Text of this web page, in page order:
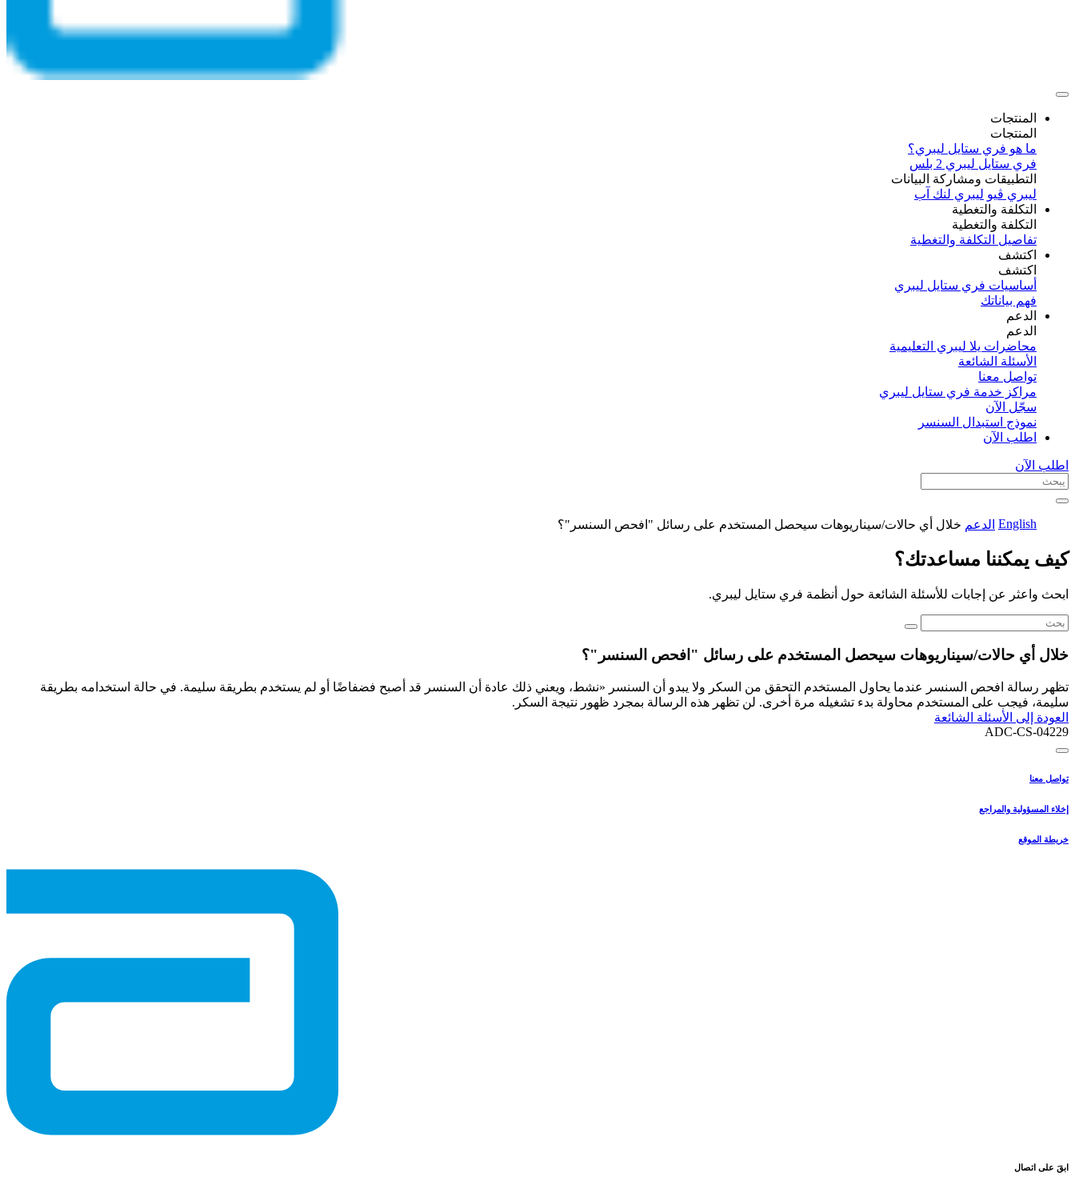
المنتجات
المنتجات
ما هو فري ستايل ليبري؟
فري ستايل ليبري 2 بلس​
التطبيقات ومشاركة البيانات
ليبري ڤيو ليبري لنك آب
التكلفة والتغطية
التكلفة والتغطية
تفاصيل التكلفة والتغطية
اكتشف​
اكتشف​
أساسيات فري ستايل ليبري
فهم بياناتك
الدعم
الدعم
محاضرات يلا ليبري التعليمية
الأسئلة الشائعة
تواصل معنا
مراكز خدمة فري ستايل ليبري
سجّل الآن​
نموذج استبدال السنسر
اطلب الآن
اطلب الآن
English الدعم خلال أي حالات/سيناريوهات سيحصل المستخدم على رسائل "افحص السنسر"؟
كيف يمكننا مساعدتك؟
ابحث واعثر عن إجابات للأسئلة الشائعة حول أنظمة فري ستايل ليبري.
خلال أي حالات/سيناريوهات سيحصل المستخدم على رسائل "افحص السنسر"؟
تظهر رسالة افحص السنسر عندما يحاول المستخدم التحقق من السكر ولا يبدو أن السنسر «نشط، ويعني ذلك عادة أن السنسر قد أصبح فضفاضًا أو لم يستخدم بطريقة سليمة. في حالة استخدامه بطريقة
سليمة، فيجب على المستخدم محاولة بدء تشغيله مرة أخرى. لن تظهر هذه الرسالة بمجرد ظهور نتيجة السكر.
العودة إلى الأسئلة الشائعة
ADC-CS-04229
تواصل معنا
إخلاء المسؤولية والمراجع
خريطة الموقع
ابقَ على اتصال